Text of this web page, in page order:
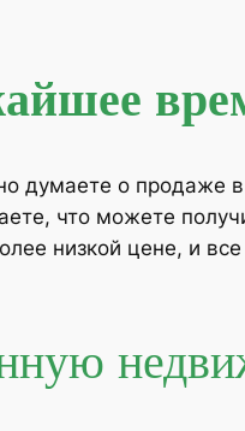
думаете о
что можете
низкой цене, и